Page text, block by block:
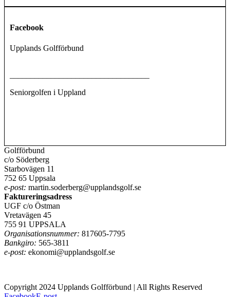
Facebook
Upplands Golfförbund
Seniorgolfen i Uppland
Golfförbund
c/o Söderberg
Starbovägen 11
752 65 Uppsala
e-post: martin.soderberg@upplandsgolf.se
Faktureringsadress
UGF c/o Östman
Vretavägen 45
755 91 UPPSALA
Organisationsnummer: 817605-7795
Bankgiro: 565-3811
e-post: ekonomi@upplandsgolf.se
Copyright 2024 Upplands Golfförbund | All Rights Reserved